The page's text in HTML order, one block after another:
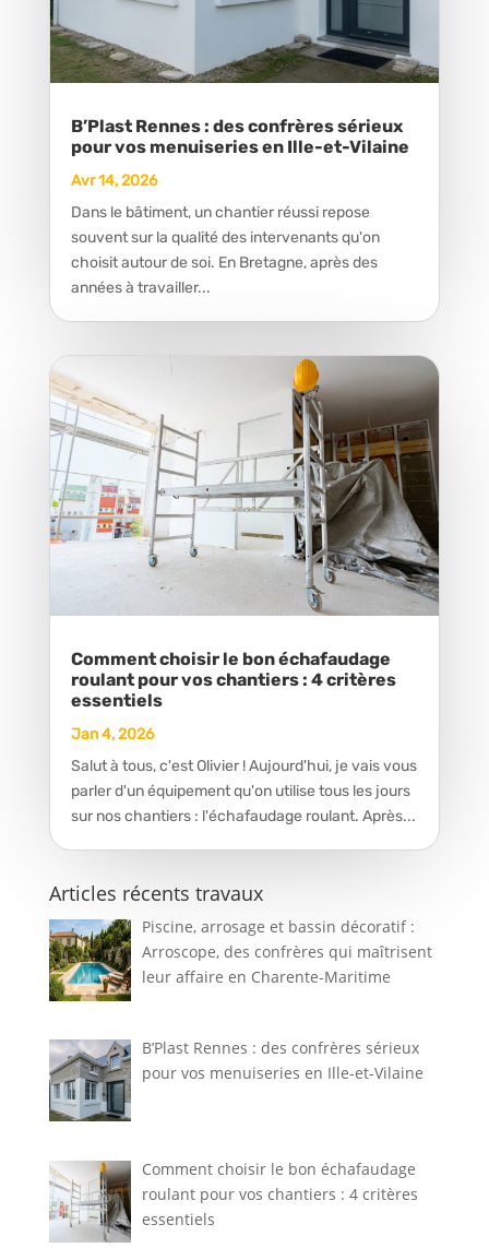
B’Plast Rennes : des confrères sérieux
pour vos menuiseries en Ille-et-Vilaine
Avr 14, 2026
Dans le bâtiment, un chantier réussi repose
souvent sur la qualité des intervenants qu'on
choisit autour de soi. En Bretagne, après des
années à travailler...
Comment choisir le bon échafaudage
roulant pour vos chantiers : 4 critères
essentiels
Jan 4, 2026
Salut à tous, c'est Olivier ! Aujourd'hui, je vais vous
parler d'un équipement qu'on utilise tous les jours
sur nos chantiers : l'échafaudage roulant. Après...
Articles récents travaux
Piscine, arrosage et bassin décoratif :
Arroscope, des confrères qui maîtrisent
leur affaire en Charente-Maritime
B’Plast Rennes : des confrères sérieux
pour vos menuiseries en Ille-et-Vilaine
Comment choisir le bon échafaudage
roulant pour vos chantiers : 4 critères
essentiels